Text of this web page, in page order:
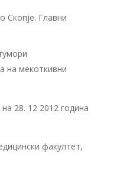
Скопје. Главни
на мекоткивни
28. 12 2012 година
факултет,